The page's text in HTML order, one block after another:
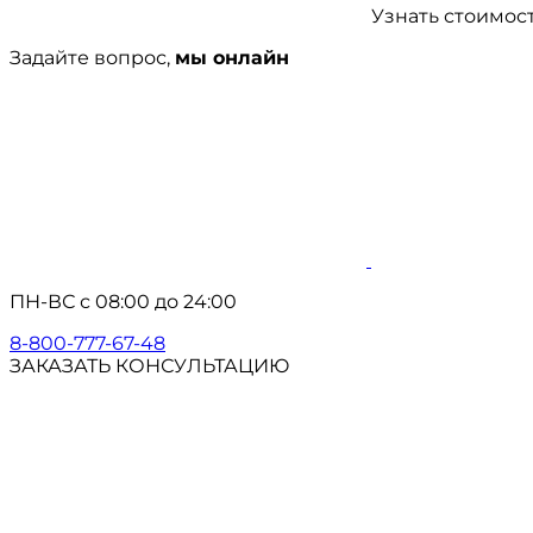
Узнать
Задайте вопрос, мы онлайн
ПН-ВС с 08:00 до 24:00
8-800-777-67-48
ЗАКАЗАТЬ КОНСУЛЬТАЦИЮ